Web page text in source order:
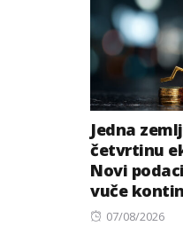
Jedna
četvrtinu
Novi
vuče
Posted
07/08/2026